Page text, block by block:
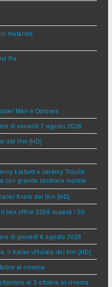
mutande
Re
Man e Odissea
di venerdì 7 agosto 2026
del film [HD]
Liatard e Jérémy Trouilh
con grande tensione morale
finale del film [HD]
box office 2026 supera i 50
di giovedì 6 agosto 2026
il trailer ufficiale del film [HD]
al cinema
al 3 ottobre al cinema